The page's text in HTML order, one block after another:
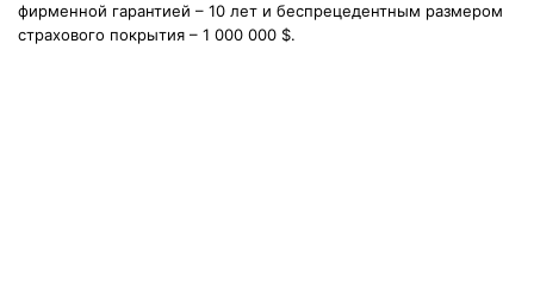
фирменной гарантией – 10 лет и беспрецедентным размером
страхового покрытия – 1 000 000 $.